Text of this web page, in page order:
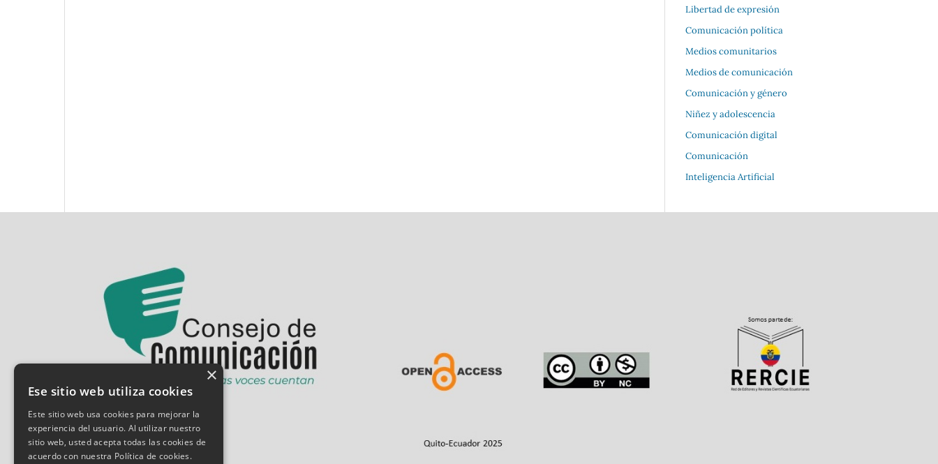
Libertad de expresión
Comunicación política
Medios comunitarios
Medios de comunicación
Comunicación y género
Niñez y adolescencia
Comunicación digital
Comunicación
Inteligencia Artificial
×
Ese sitio web utiliza cookies
Este sitio web usa cookies para mejorar la
experiencia del usuario. Al utilizar nuestro
sitio web, usted acepta todas las cookies de
acuerdo con nuestra Política de cookies.